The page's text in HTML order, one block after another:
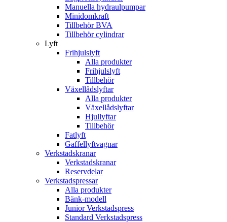
Manuella hydraulpumpar
Minidomkraft
Tillbehör BVA
Tillbehör cylindrar
Lyft
Frihjulslyft
Alla produkter
Frihjulslyft
Tillbehör
Växellådslyftar
Alla produkter
Växellådslyftar
Hjullyftar
Tillbehör
Fatlyft
Gaffellyftvagnar
Verkstadskranar
Verkstadskranar
Reservdelar
Verkstadspressar
Alla produkter
Bänk-modell
Junior Verkstadspress
Standard Verkstadspress